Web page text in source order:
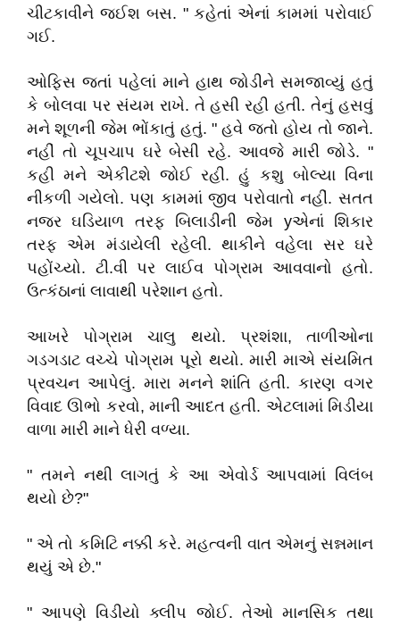
ચીટકાવીને જઈશ બસ. " કહેતાં એનાં કામમાં પરોવાઈ
ગઈ.
ઓફિસ જતાં પહેલાં માને હાથ જોડીને સમજાવ્યું હતું
કે બોલવા પર સંયમ રાખે. તે હસી રહી હતી. તેનું હસવું
મને શૂળની જેમ ભોંકાતું હતું. " હવે જતો હોય તો જાને.
નહીં તો ચૂપચાપ ઘરે બેસી રહે. આવજે મારી જોડે. "
કહી મને એકીટશે જોઈ રહી. હું કશુ બોલ્યા વિના
નીકળી ગયેલો. પણ કામમાં જીવ પરોવાતો નહીં. સતત
નજર ઘડિયાળ તરફ બિલાડીની જેમ yએનાં શિકાર
તરફ એમ મંડાયેલી રહેલી. થાકીને વહેલા સર ઘરે
પહોંચ્યો. ટી.વી પર લાઈવ પોગ્રામ આવવાનો હતો.
ઉત્કંઠાનાં લાવાથી પરેશાન હતો.
આખરે પોગ્રામ ચાલુ થયો. પ્રશંશા, તાળીઓના
ગડગડાટ વચ્ચે પોગ્રામ પૂરો થયો. મારી માએ સંયમિત
પ્રવચન આપેલું. મારા મનને શાંતિ હતી. કારણ વગર
વિવાદ ઊભો કરવો, માની આદત હતી. એટલામાં મિડીયા
વાળા મારી માને ધેરી વળ્યા.
" તમને નથી લાગતું કે આ એવોર્ડ આપવામાં વિલંબ
થયો છે?"
" એ તો કમિટિ નક્કી કરે. મહત્વની વાત એમનું સન્નમાન
થયું એ છે."
" આપણે વિડીયો ક્લીપ જોઈ. તેઓ માનસિક તથા